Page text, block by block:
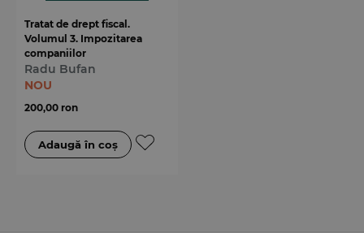
Tratat de drept fiscal.
Volumul 3. Impozitarea
companiilor
Radu Bufan
NOU
200,00 ron